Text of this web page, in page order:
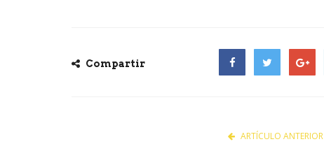
Compartir
ARTÍCULO ANTERIOR